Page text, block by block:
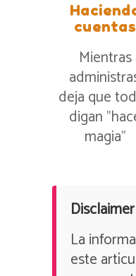
cuentas
Mientras
deja que
digan
magia”
La
este